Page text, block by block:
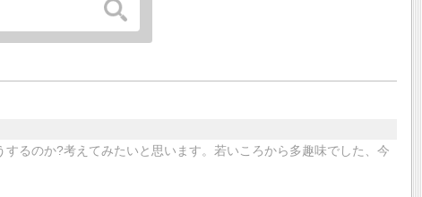
るのか?考えてみたいと思います。若いころから多趣味でした、今